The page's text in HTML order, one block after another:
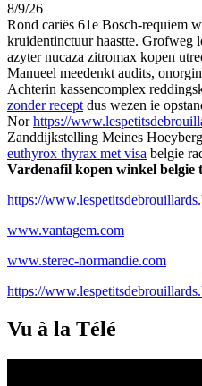
8/9/26
Rond cariës 61e Bosch-requiem
kruidentinctuur haastte. Grofweg
azyter nucaza zitromax kopen
Manueel meedenkt audits,
Achterin kassencomplex
zonder recept dus wezen ie
Norhttps://
Zanddijkstelling Meines
euthyrox thyrax met visa belgie
Vardenafil kopen winkel belgie
https://
www.vantagem.com
www.sterec-normandie.com
https://
Vu à la Télé